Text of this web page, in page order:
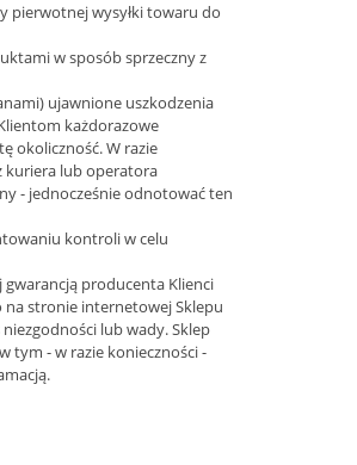
pierwotnej wysyłki towaru do
w sposób sprzeczny z
ujawnione uszkodzenia
każdorazowe
okoliczność. W razie
kuriera lub operatora
- jednocześnie odnotować ten
kontroli w celu
producenta Klienci
na stronie internetowej Sklepu
lub wady. Sklep
tym - w razie konieczności -